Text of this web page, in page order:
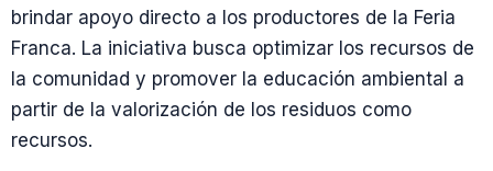
brindar apoyo directo a los productores de la Feria
Franca. La iniciativa busca optimizar los recursos de
la comunidad y promover la educación ambiental a
partir de la valorización de los residuos como
recursos.